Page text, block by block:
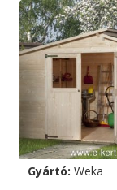
Gyártó: Weka